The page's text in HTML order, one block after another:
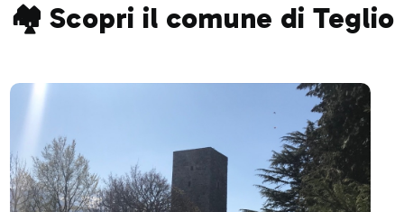
🏘️ Scopri il comune di Teglio